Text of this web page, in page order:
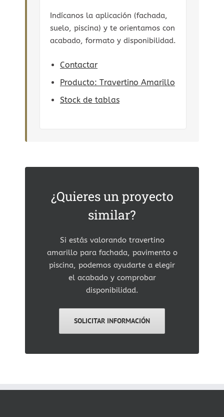
Indícanos la aplicación (fachada,
suelo, piscina) y te orientamos con
acabado, formato y disponibilidad.
Contactar
Producto: Travertino Amarillo
Stock de tablas
¿Quieres un proyecto
similar?
Si estás valorando travertino
amarillo para fachada, pavimento o
piscina, podemos ayudarte a elegir
el acabado y comprobar
disponibilidad.
SOLICITAR INFORMACIÓN